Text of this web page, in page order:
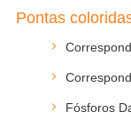
Pontas
Fósforos